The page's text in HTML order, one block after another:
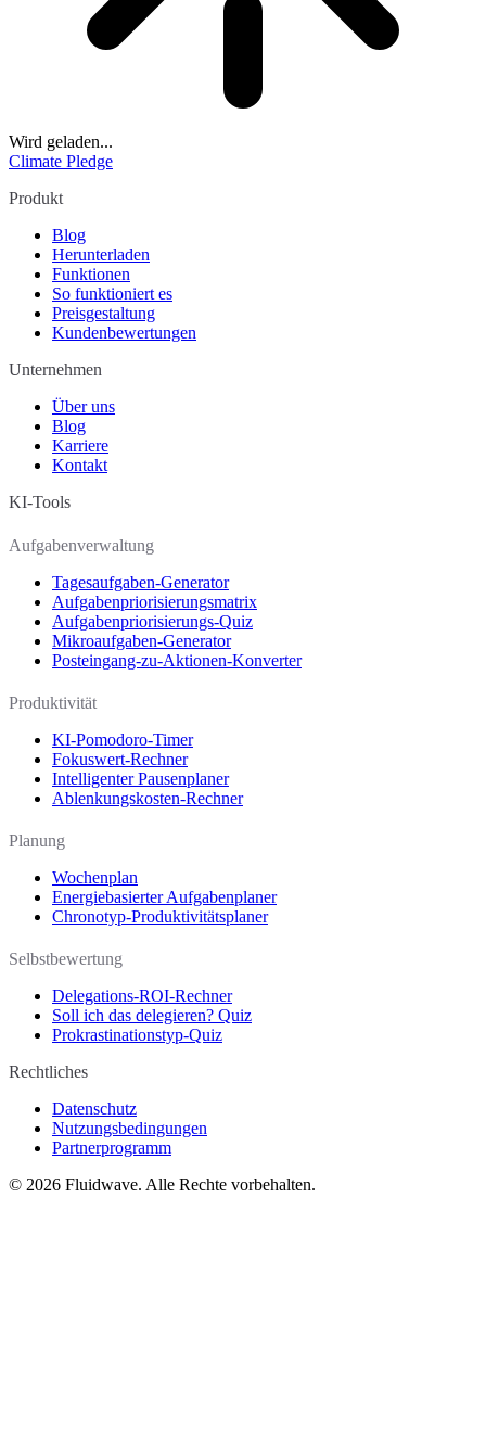
Wird geladen...
Climate Pledge
Produkt
Blog
Herunterladen
Funktionen
So funktioniert es
Preisgestaltung
Kundenbewertungen
Unternehmen
Über uns
Blog
Karriere
Kontakt
KI-Tools
Aufgabenverwaltung
Tagesaufgaben-Generator
Aufgabenpriorisierungsmatrix
Aufgabenpriorisierungs-Quiz
Mikroaufgaben-Generator
Posteingang-zu-Aktionen-Konverter
Produktivität
KI-Pomodoro-Timer
Fokuswert-Rechner
Intelligenter Pausenplaner
Ablenkungskosten-Rechner
Planung
Wochenplan
Energiebasierter Aufgabenplaner
Chronotyp-Produktivitätsplaner
Selbstbewertung
Delegations-ROI-Rechner
Soll ich das delegieren? Quiz
Prokrastinationstyp-Quiz
Rechtliches
Datenschutz
Nutzungsbedingungen
Partnerprogramm
© 2026 Fluidwave. Alle Rechte vorbehalten.